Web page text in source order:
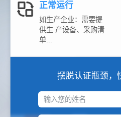
正常运行
如生产企业：需要提
供生 产设备、采购清
单...
摆脱认证瓶颈，
输入您的姓名